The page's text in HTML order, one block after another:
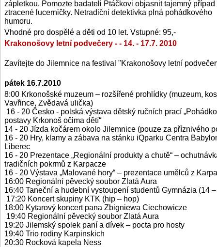
zápletkou. Pomozte badateli Ptáčkovi objasnit tajemný případ
ztracené lucerničky. Netradiční detektivka plná pohádkového
humoru.
Vhodné pro dospělé a děti od 10 let. Vstupné: 95,-
Krakonošovy letní podvečery - - 14. - 17.7. 2010
Zavítejte do Jilemnice na festival "Krakonošovy letní
pátek 16.7.2010
8:00 Krkonošské muzeum – rozšířené prohlídky (muzeum,
Vavřince, Zvědavá ulička)
16 - 20 Česko - polská výstava dětský ručních prací
postavy Krkonoš očima dětí“
14 - 20 Jízda kočárem okolo Jilemnice (pouze za příznivého
16 - 20 Hry, klamy a zábava na stánku iQparku Centra
Liberec
16 - 20 Prezentace „Regionální produkty a chutě“ –
tradičních pokrmů z Karpacze
16 - 20 Výstava „Malované hory“ – prezentace umělců z
16:00 Regionální pěvecký soubor Zlatá Aura
16:40 Taneční a hudební vystoupení studentů Gymnázia (14
17:20 Koncert skupiny KTK (hip – hop)
18:00 Kytarový koncert pana Zbigniewa Ciechowicze
19:40 Regionální pěvecký soubor Zlatá Aura
19:20 Jilemský spolek paní a dívek – pocta pro hosty
19:40 Trio rodiny Karpinskich
20:30 Rocková kapela Ness